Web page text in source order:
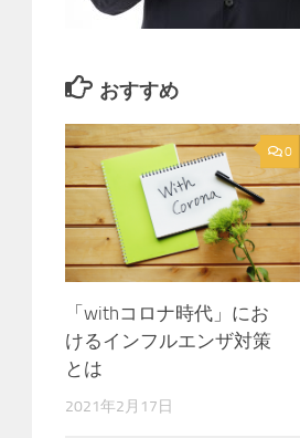
おすすめ
0
「withコロナ時代」にお
けるインフルエンザ対策
とは
2021年2月17日